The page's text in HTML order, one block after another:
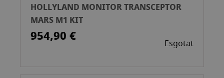
HOLLYLAND MONITOR TRANSCEPTOR
MARS M1 KIT
954,90 € Esgotat